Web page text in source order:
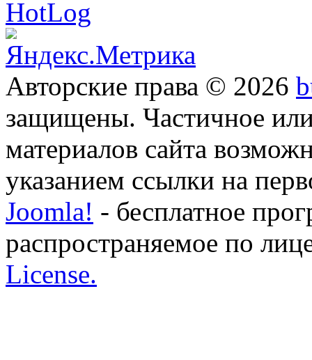
Авторские права © 2026
защищены. Частичное
материалов сайта
указанием ссылки на
Joomla! - бесплатное
распространяемое по
License.